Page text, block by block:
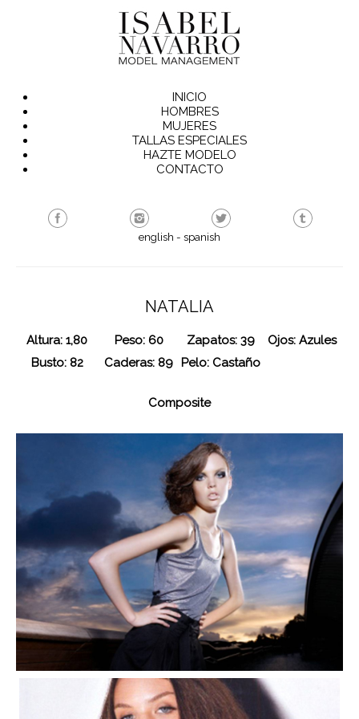
INICIO
HOMBRES
MUJERES
TALLAS ESPECIALES
HAZTE MODELO
CONTACTO
english - spanish
NATALIA
Altura: 1,80
Busto: 82
Peso: 60
Caderas: 89
Zapatos: 39
Pelo: Castaño
Ojos: Azules
Composite